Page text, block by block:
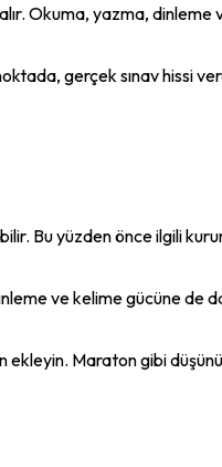
Okuma, yazma,
gerçek sınav hissi
Bu yüzden önce ilgili
ve kelime gücüne de
Maraton gibi